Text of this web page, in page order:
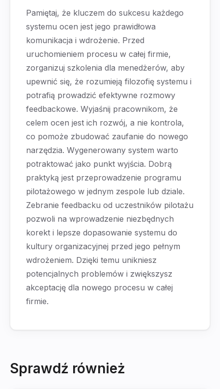
Pamiętaj, że kluczem do sukcesu każdego
systemu ocen jest jego prawidłowa
komunikacja i wdrożenie. Przed
uruchomieniem procesu w całej firmie,
zorganizuj szkolenia dla menedżerów, aby
upewnić się, że rozumieją filozofię systemu i
potrafią prowadzić efektywne rozmowy
feedbackowe. Wyjaśnij pracownikom, że
celem ocen jest ich rozwój, a nie kontrola,
co pomoże zbudować zaufanie do nowego
narzędzia. Wygenerowany system warto
potraktować jako punkt wyjścia. Dobrą
praktyką jest przeprowadzenie programu
pilotażowego w jednym zespole lub dziale.
Zebranie feedbacku od uczestników pilotażu
pozwoli na wprowadzenie niezbędnych
korekt i lepsze dopasowanie systemu do
kultury organizacyjnej przed jego pełnym
wdrożeniem. Dzięki temu unikniesz
potencjalnych problemów i zwiększysz
akceptację dla nowego procesu w całej
firmie.
Sprawdź również